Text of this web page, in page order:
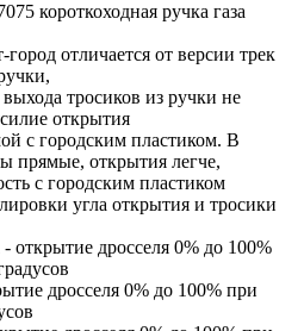
короткоходная ручка газа
отличается от версии трек
тросиков из ручки не
открытия
с городским пластиком. В
прямые, открытия легче,
с городским пластиком
угла открытия и тросики
открытие дросселя 0% до 100%
дросселя 0% до 100% при